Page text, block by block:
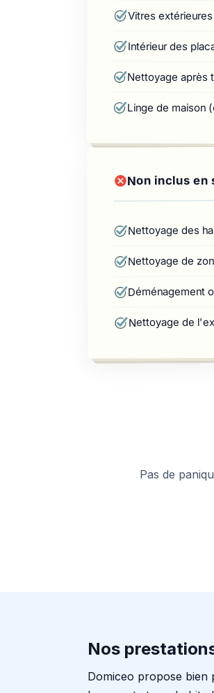
Vitres
Intérieur des
Nettoyage après
Linge de maison
Non inclus en
Nettoyage des
Nettoyage de
Déménagement
Nettoyage de
Pas de
Nos
Domiceo propose bien